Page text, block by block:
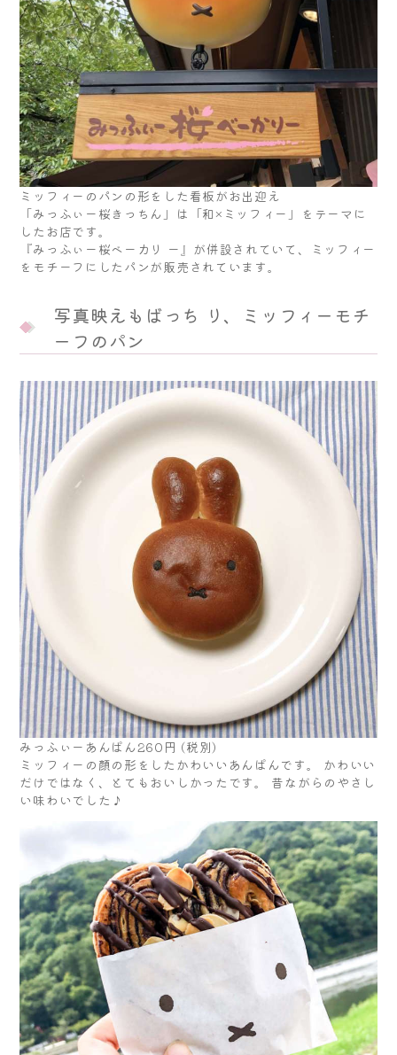
ミッフィーのパンの形をした看板がお出迎え
「みっふぃー桜きっちん」は「和×ミッフィー」をテーマに
したお店です。
『みっふぃー桜ベーカリ ー』が併設されていて、ミッフィー
をモチーフにしたパンが販売されています。
写真映えもばっち り、ミッフィーモチ
ーフのパン
みっふぃーあんぱん260円 (税別)
ミッフィーの顔の形をしたかわいいあんぱんです。 かわいい
だけではなく、とてもおいしかったです。 昔ながらのやさし
い味わいでした♪